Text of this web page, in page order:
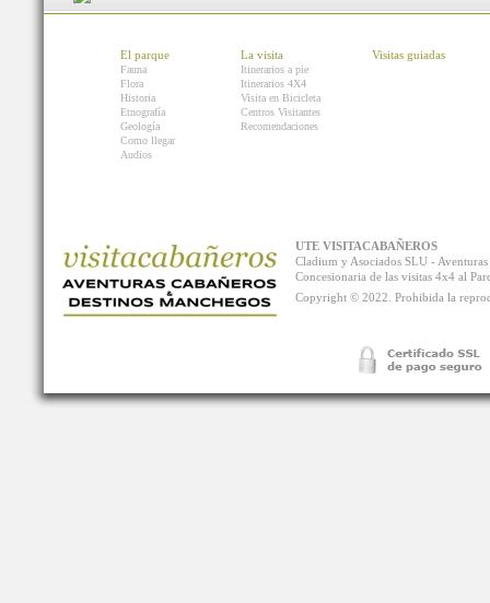
El parque
Fauna
Flora
Historia
Etnografía
Geología
Como llegar
Audios
La visita
Itinerarios a pie
Itinerarios 4X4
Visita en Bicicleta
Centros Visitantes
Recomendaciones
Visitas guiadas
UTE VISITACABAÑEROS
Cladium y Asociados SLU -
Concesionaria de las visitas 4x4 al
Copyright © 2022. Prohibida la